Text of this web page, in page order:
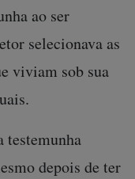
ao ser
selecionava as
viviam sob sua
testemunha
depois de ter